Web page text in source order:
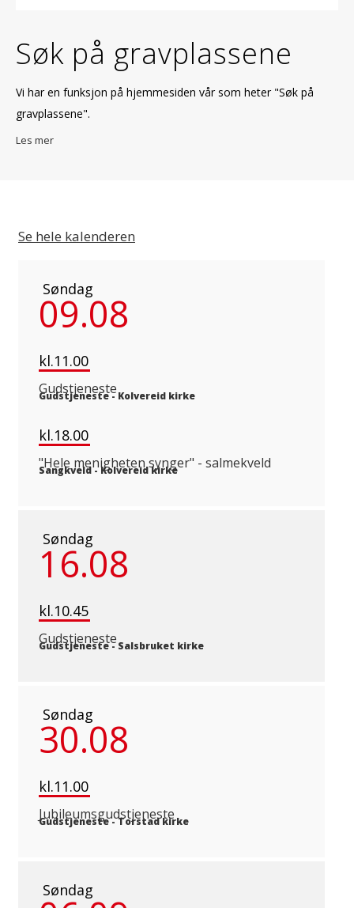
Søk på gravplassene
Vi har en funksjon på hjemmesiden vår som heter "Søk på
gravplassene".
Les mer
Se hele kalenderen
Søndag
09.08
kl.11.00
Gudstjeneste
Gudstjeneste-Kolvereid kirke
kl.18.00
"Hele menigheten synger" - salmekveld
Sangkveld -Kolvereid kirke
Søndag
16.08
kl.10.45
Gudstjeneste
Gudstjeneste-Salsbruket kirke
Søndag
30.08
kl.11.00
Jubileumsgudstjeneste
Gudstjeneste-Torstad kirke
Søndag